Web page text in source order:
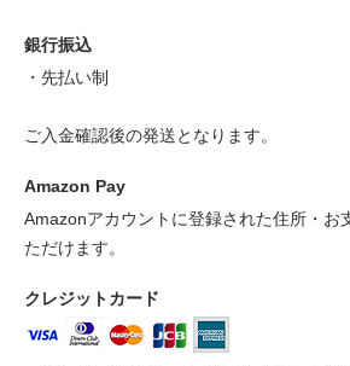
銀行振込
・先払い制
ご入金確認後の発送となります。
Amazon Pay
Amazonアカウントに登録された住所・お
ただけます。
クレジットカード